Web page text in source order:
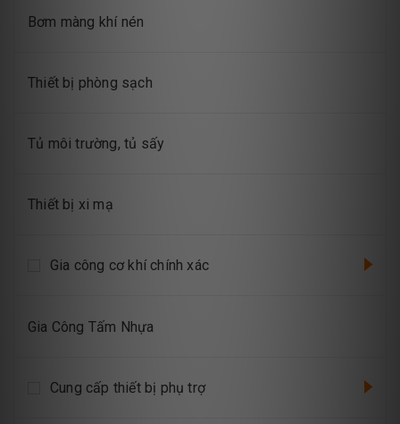
Bơm màng khí nén
Thiết bị phòng sạch
Tủ môi trường, tủ sấy
Thiết bị xi mạ
Gia công cơ khí chính xác
Gia Công Tấm Nhựa
Cung cấp thiết bị phụ trợ